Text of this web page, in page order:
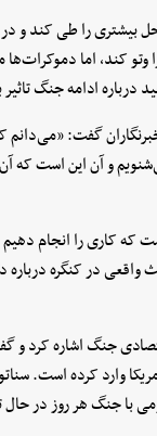
بیشتری را طی کند و
وتو کند، اما
ادامه جنگ تاثیر
گفت: «می‌دانم
و آن این است که
که کاری را انجام
در کنگره درباره
جنگ اشاره کرد و
وارد کرده است.
با جنگ هر روز در